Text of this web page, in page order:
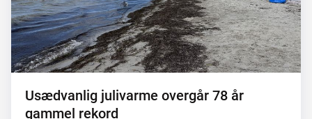
Usædvanlig julivarme overgår 78 år
gammel rekord